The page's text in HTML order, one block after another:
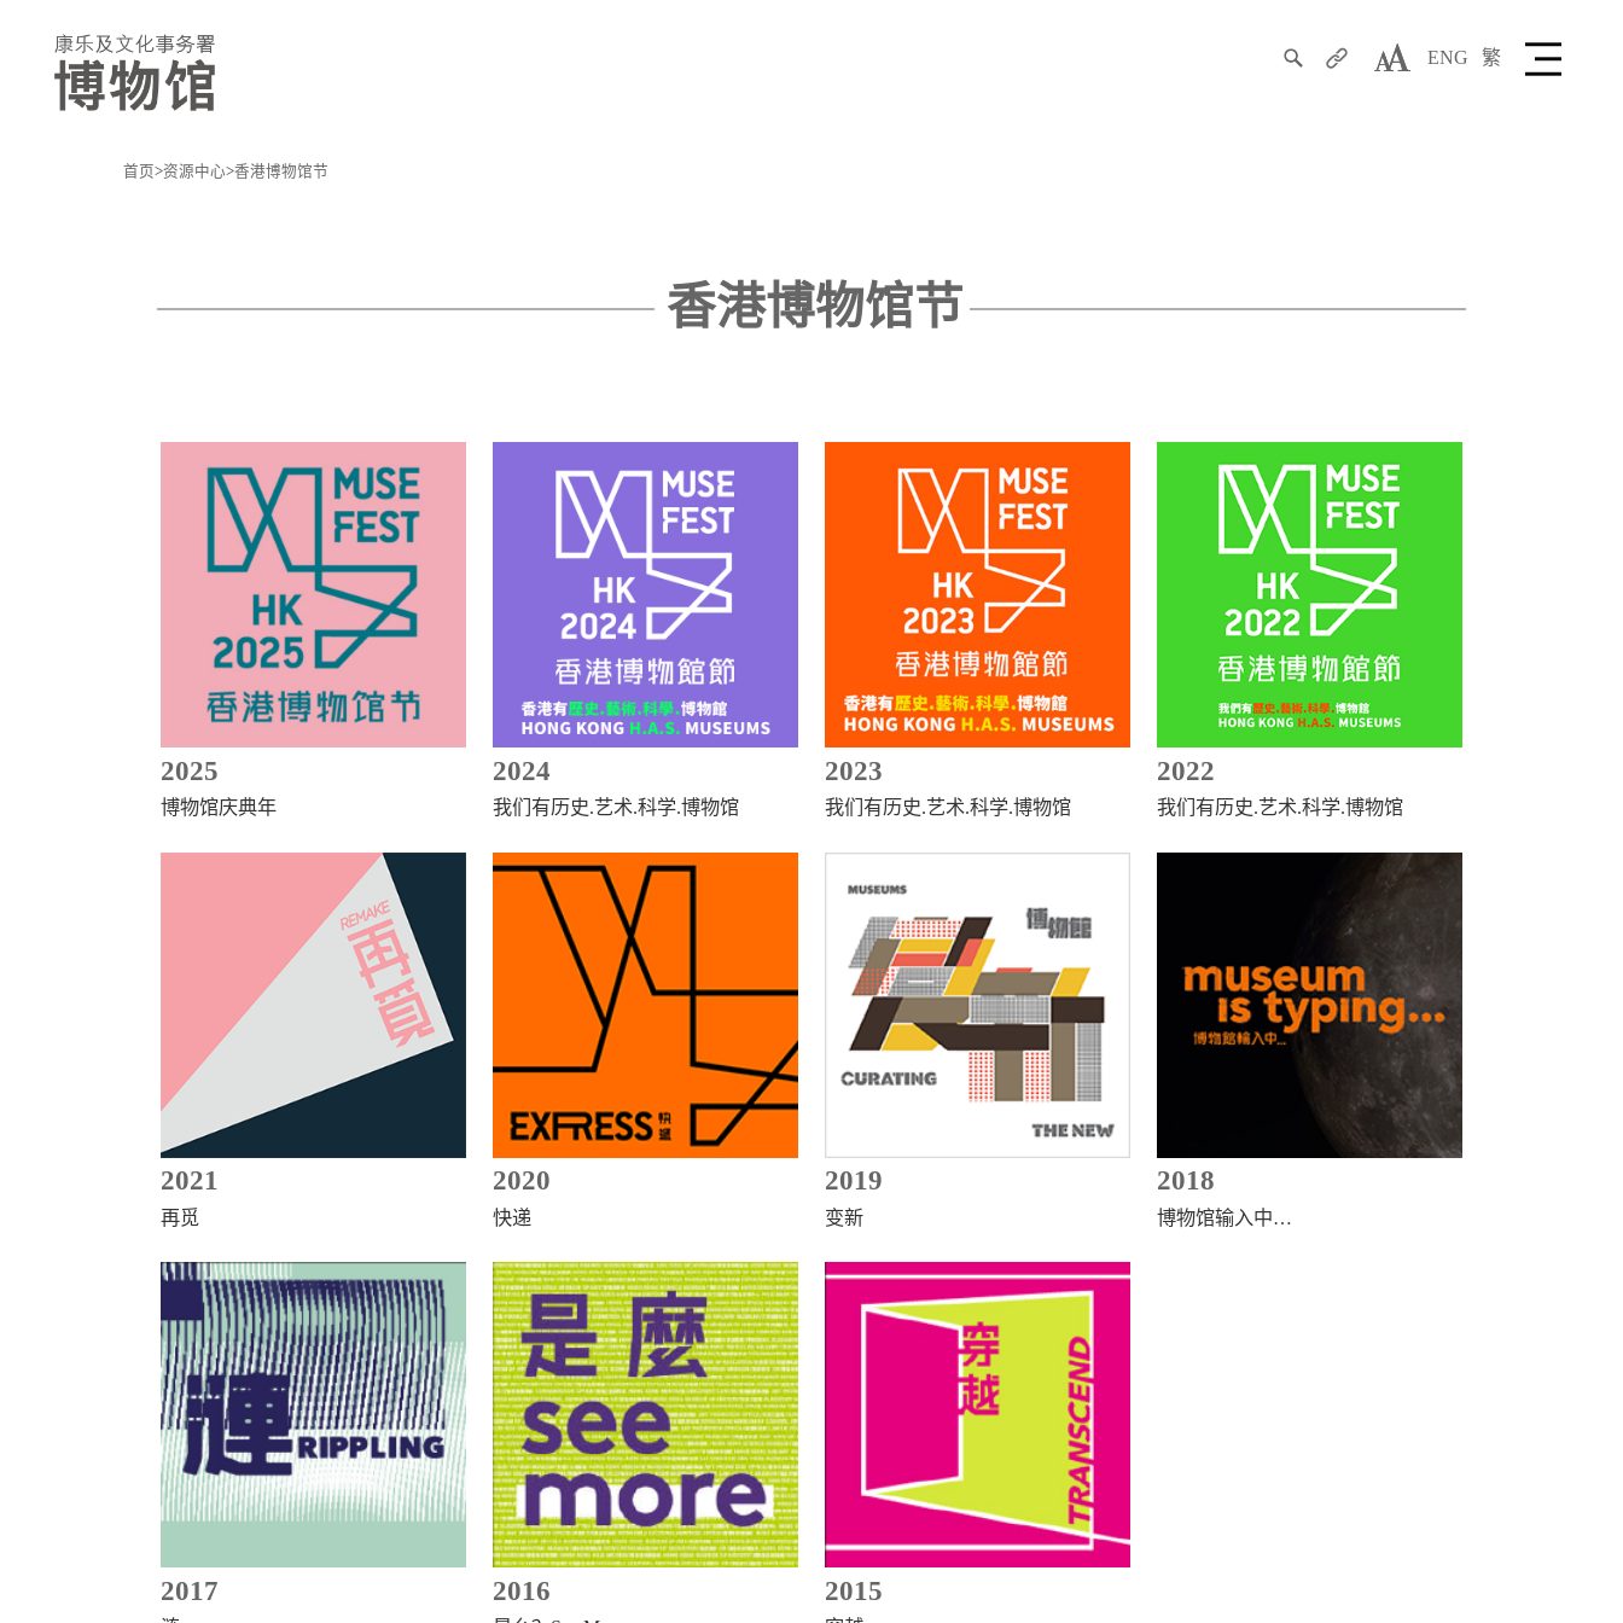
搜 分 字 ENG 繁
首页 资源中心 香港博物馆节
香港博物馆节
2025
博物馆庆典年
2024
我们有历史.艺术.科学.博物馆
2023
我们有历史.艺术.科学.博物馆
2022
我们有历史.艺术.科学.博物馆
2021
再觅
2020
快递
2019
变新
2018
博物馆输入中…
2017 2016 2015